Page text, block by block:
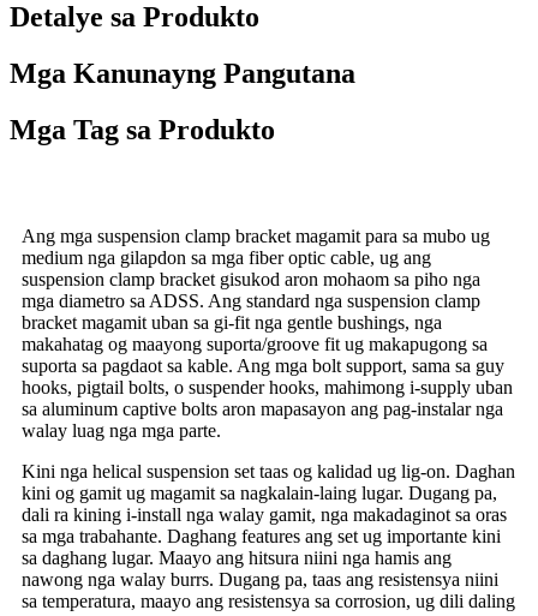
Detalye sa Produkto
Mga Kanunayng Pangutana
Mga Tag sa Produkto
Ang mga suspension clamp bracket magamit para sa mubo ug
medium nga gilapdon sa mga fiber optic cable, ug ang
suspension clamp bracket gisukod aron mohaom sa piho nga
mga diametro sa ADSS. Ang standard nga suspension clamp
bracket magamit uban sa gi-fit nga gentle bushings, nga
makahatag og maayong suporta/groove fit ug makapugong sa
suporta sa pagdaot sa kable. Ang mga bolt support, sama sa guy
hooks, pigtail bolts, o suspender hooks, mahimong i-supply uban
sa aluminum captive bolts aron mapasayon ​​ang pag-instalar nga
walay luag nga mga parte.
Kini nga helical suspension set taas og kalidad ug lig-on. Daghan
kini og gamit ug magamit sa nagkalain-laing lugar. Dugang pa,
dali ra kining i-install nga walay gamit, nga makadaginot sa oras
sa mga trabahante. Daghang features ang set ug importante kini
sa daghang lugar. Maayo ang hitsura niini nga hamis ang
nawong nga walay burrs. Dugang pa, taas ang resistensya niini
sa temperatura, maayo ang resistensya sa corrosion, ug dili daling